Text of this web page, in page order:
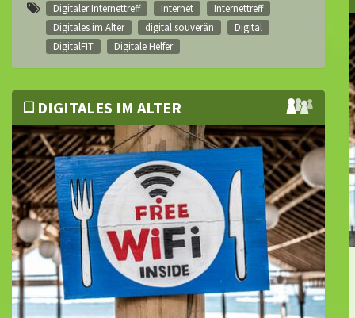
Digitaler Internettreff Internet
Internettreff
Digitales im Alter
digital souverän
Digital
DigitalFIT
Digitale Helfer
DIGITALES IM ALTER